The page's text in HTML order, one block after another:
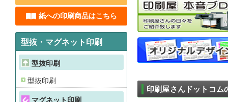
印刷屋さんドットコム
紙への印刷商品はこちら
型抜・マグネット印刷
型抜印刷
型抜印刷
マグネット印刷